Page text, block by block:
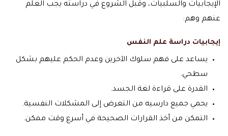
الإيجابيات والسلبيات، وقبل الشروع في دراسته يجب العلم
عنهم وهم:
إيجابيات دراسة علم النفس
يساعد على فهم سلوك الآخرين وعدم الحكم عليهم بشكل
سطحي.
القدرة على قراءة لغة الجسد.
يحمي جميع دارسيه من التعرض إلى المشكلات النفسية.
التمكن من أخذ القرارات الصحيحة في أسرع وقت ممكن.